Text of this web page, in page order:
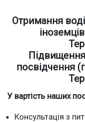
Отримання
Підвищення
посвідчення
У вартість наших
Консультація з